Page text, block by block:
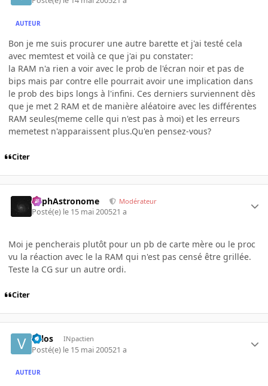
AUTEUR
Bon je me suis procurer une autre barette et j'ai testé cela
avec memtest et voilà ce que j'ai pu constater:
la RAM n'a rien a voir avec le prob de l'écran noir et pas de
bips mais par contre elle pourrait avoir une implication dans
le prob des bips longs à l'infini. Ces derniers surviennent dès
que je met 2 RAM et de manière aléatoire avec les différentes
RAM seules(meme celle qui n'est pas à moi) et les erreurs
memetest n'apparaissent plus.Qu'en pensez-vous?
Citer
RaphAstronome Modérateur
Posté(e) le 15 mai 200521 a
Moi je pencherais plutôt pour un pb de carte mère ou le proc
vu la réaction avec le la RAM qui n'est pas censé être grillée.
Teste la CG sur un autre ordi.
Citer
valos INpactien
Posté(e) le 15 mai 200521 a
AUTEUR